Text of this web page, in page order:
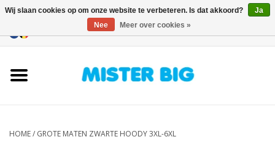
Onze Winkel
HOME/ GROTE MATEN ZWARTE HOODY 3XL-6XL
Wij slaan cookies op om onze website te verbeteren. Is dat akkoord?
Ja
Nee
Meer over cookies »